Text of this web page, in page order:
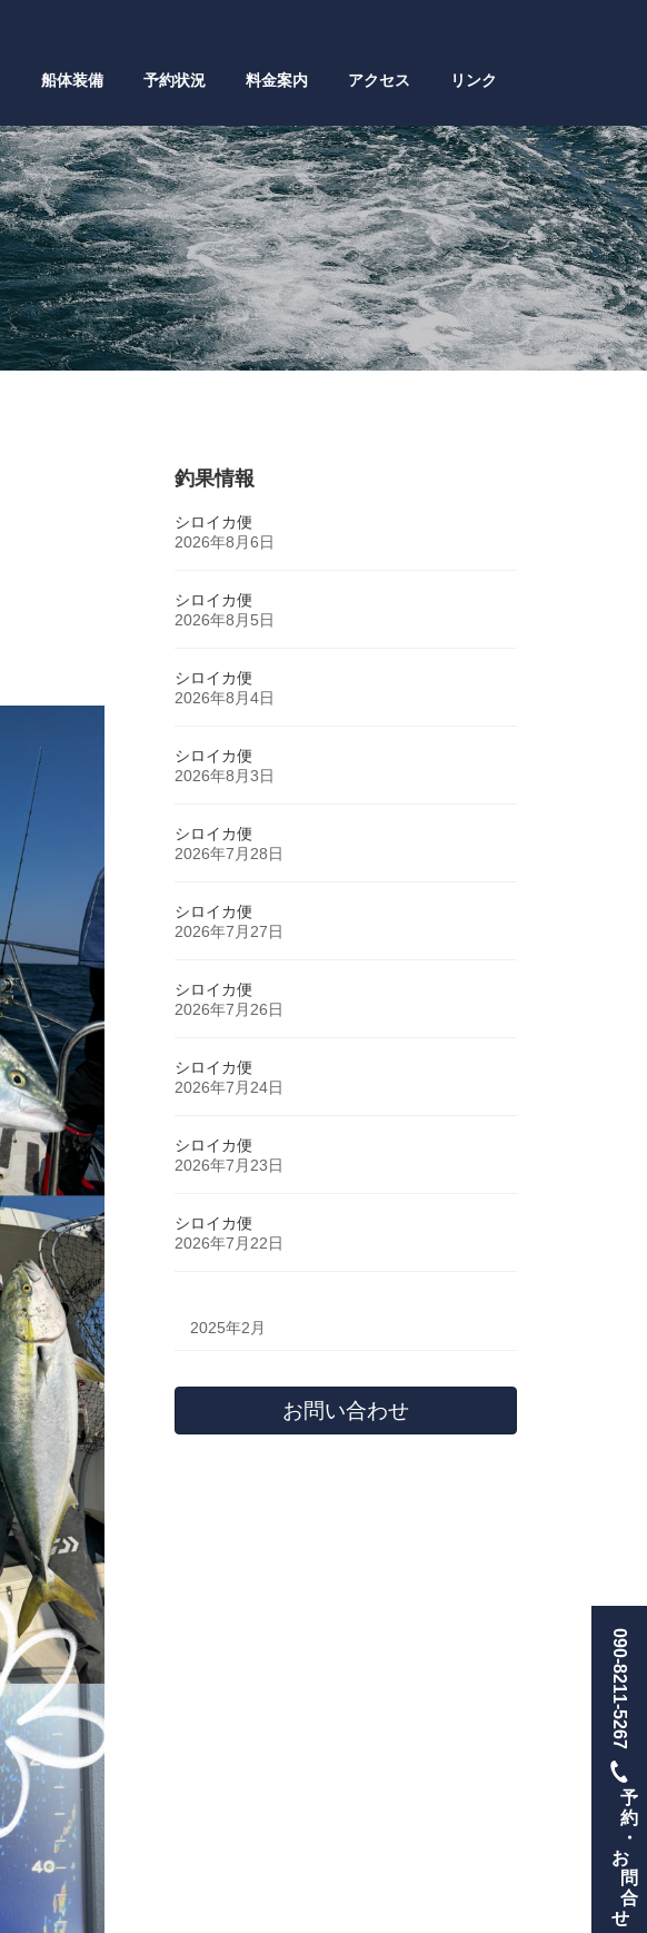
船体装備 予約状況 料金案内 アクセス リンク
釣果情報
シロイカ便
2026年8月6日
シロイカ便
2026年8月5日
シロイカ便
2026年8月4日
シロイカ便
2026年8月3日
シロイカ便
2026年7月28日
シロイカ便
2026年7月27日
シロイカ便
2026年7月26日
シロイカ便
2026年7月24日
シロイカ便
2026年7月23日
シロイカ便
2026年7月22日
2025年2月
お問い合わせ
090-8211-5267
予
約
・
お
問
合
せ